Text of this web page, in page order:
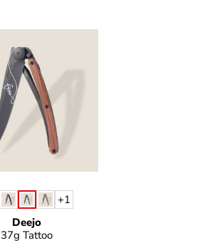
Deejo
37g Tattoo
auswählen
+1